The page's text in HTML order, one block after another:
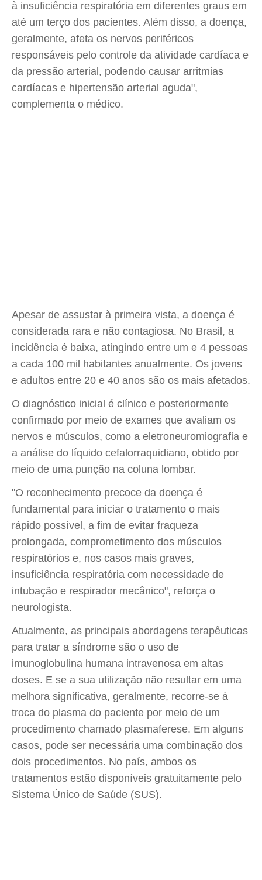
à insuficiência respiratória em diferentes graus em
até um terço dos pacientes. Além disso, a doença,
geralmente, afeta os nervos periféricos
responsáveis pelo controle da atividade cardíaca e
da pressão arterial, podendo causar arritmias
cardíacas e hipertensão arterial aguda",
complementa o médico.
Apesar de assustar à primeira vista, a doença é
considerada rara e não contagiosa. No Brasil, a
incidência é baixa, atingindo entre um e 4 pessoas
a cada 100 mil habitantes anualmente. Os jovens
e adultos entre 20 e 40 anos são os mais afetados.
O diagnóstico inicial é clínico e posteriormente
confirmado por meio de exames que avaliam os
nervos e músculos, como a eletroneuromiografia e
a análise do líquido cefalorraquidiano, obtido por
meio de uma punção na coluna lombar.
"O reconhecimento precoce da doença é
fundamental para iniciar o tratamento o mais
rápido possível, a fim de evitar fraqueza
prolongada, comprometimento dos músculos
respiratórios e, nos casos mais graves,
insuficiência respiratória com necessidade de
intubação e respirador mecânico", reforça o
neurologista.
Atualmente, as principais abordagens terapêuticas
para tratar a síndrome são o uso de
imunoglobulina humana intravenosa em altas
doses. E se a sua utilização não resultar em uma
melhora significativa, geralmente, recorre-se à
troca do plasma do paciente por meio de um
procedimento chamado plasmaferese. Em alguns
casos, pode ser necessária uma combinação dos
dois procedimentos. No país, ambos os
tratamentos estão disponíveis gratuitamente pelo
Sistema Único de Saúde (SUS).